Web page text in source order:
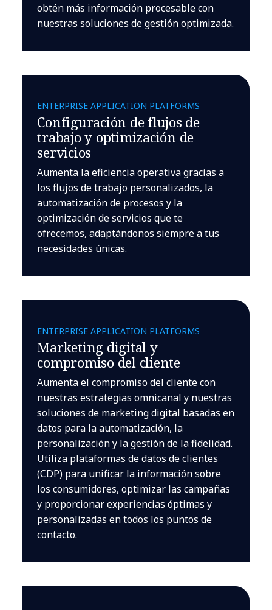
obtén más información procesable con
nuestras soluciones de gestión optimizada.
ENTERPRISE APPLICATION PLATFORMS
Configuración de flujos de
trabajo y optimización de
servicios
Aumenta la eficiencia operativa gracias a
los flujos de trabajo personalizados, la
automatización de procesos y la
optimización de servicios que te
ofrecemos, adaptándonos siempre a tus
necesidades únicas.
ENTERPRISE APPLICATION PLATFORMS
Marketing digital y
compromiso del cliente
Aumenta el compromiso del cliente con
nuestras estrategias omnicanal y nuestras
soluciones de marketing digital basadas en
datos para la automatización, la
personalización y la gestión de la fidelidad.
Utiliza plataformas de datos de clientes
(CDP) para unificar la información sobre
los consumidores, optimizar las campañas
y proporcionar experiencias óptimas y
personalizadas en todos los puntos de
contacto.